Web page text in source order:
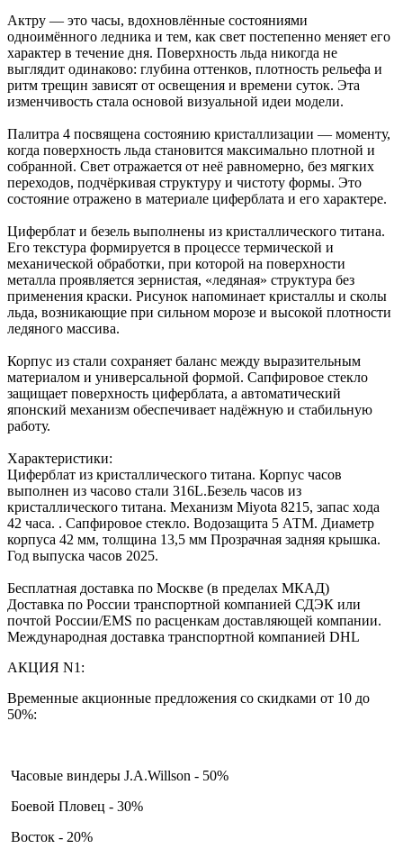
Актру — это часы, вдохновлённые состояниями
одноимённого ледника и тем, как свет постепенно меняет его
характер в течение дня. Поверхность льда никогда не
выглядит одинаково: глубина оттенков, плотность рельефа и
ритм трещин зависят от освещения и времени суток. Эта
изменчивость стала основой визуальной идеи модели.
Палитра 4 посвящена состоянию кристаллизации — моменту,
когда поверхность льда становится максимально плотной и
собранной. Свет отражается от неё равномерно, без мягких
переходов, подчёркивая структуру и чистоту формы. Это
состояние отражено в материале циферблата и его характере.
Циферблат и безель выполнены из кристаллического титана.
Его текстура формируется в процессе термической и
механической обработки, при которой на поверхности
металла проявляется зернистая, «ледяная» структура без
применения краски. Рисунок напоминает кристаллы и сколы
льда, возникающие при сильном морозе и высокой плотности
ледяного массива.
Корпус из стали сохраняет баланс между выразительным
материалом и универсальной формой. Сапфировое стекло
защищает поверхность циферблата, а автоматический
японский механизм обеспечивает надёжную и стабильную
работу.
Характеристики:
Циферблат из кристаллического титана. Корпус часов
выполнен из часово стали 316L.Безель часов из
кристаллического титана. Механизм Miyota 8215, запас хода
42 часа. . Сапфировое стекло. Водозащита 5 АТМ. Диаметр
корпуса 42 мм, толщина 13,5 мм Прозрачная задняя крышка.
Год выпуска часов 2025.
Бесплатная доставка по Москве (в пределах МКАД)
Доставка по России транспортной компанией СДЭК или
почтой России/EMS по расценкам доставляющей компании.
Международная доставка транспортной компанией DHL
АКЦИЯ N1:
Временные акционные предложения со скидками от 10 до
50%:
Часовые виндеры J.A.Willson - 50%
Боевой Пловец - 30%
Восток - 20%